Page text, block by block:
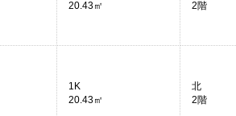
20.43㎡
2階
1K
20.43㎡
北
2階